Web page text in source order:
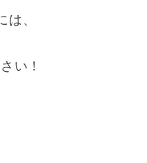
は、
い！